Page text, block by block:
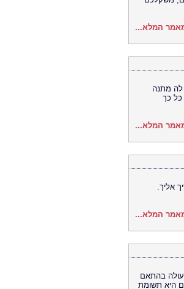
המלא...
לה מתנה
כל כך
המלא...
אליך.
המלא...
עולה בהתאם
היא תשומת